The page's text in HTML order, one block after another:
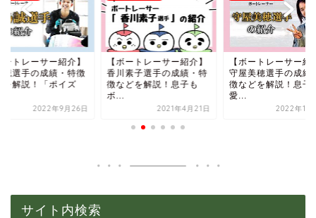
ートレーサー紹介】
誠選手の成績・特徴
を解説！「ポイズ
2022年9月26日
【ボートレーサー紹介】
香川素子選手の成績・特
徴などを解説！息子も
ボ...
2021年4月21日
【ボートレーサー紹
守屋美穂選手の成績
徴などを解説！息子
愛...
2022年11
サイト内検索